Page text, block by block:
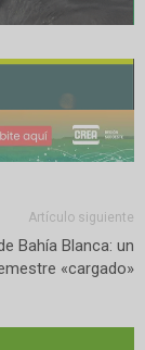
Artículo siguiente
Bahía Blanca: un
«cargado»